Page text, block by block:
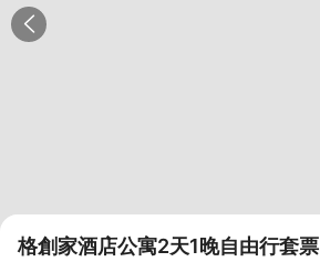
格創家酒店公寓2天1晚自由行套票